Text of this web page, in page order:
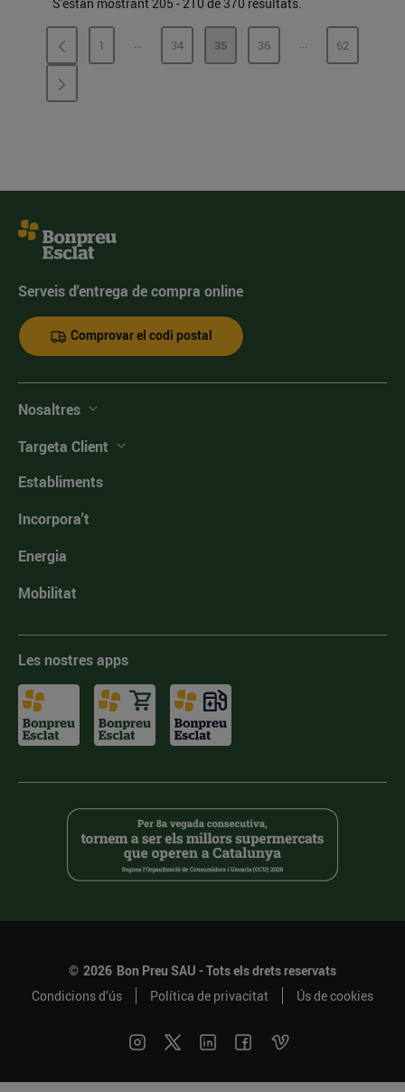
PÀGINA
1 ...PÀGINES INTERMÈDIES
PÀGINA
34 PÀGINA
35 PÀGINA
36 ...PÀGINESPÀGINA
62
Serveis d'entrega de compra online
Comprovar el codi postal
Nosaltres
Targeta Client
Establiments
Incorpora't
Energia
Mobilitat
Les nostres apps
© 2026 Bon Preu SAU - Tots els drets reservats
Condicions d’ús
Política de privacitat Ús de cookies